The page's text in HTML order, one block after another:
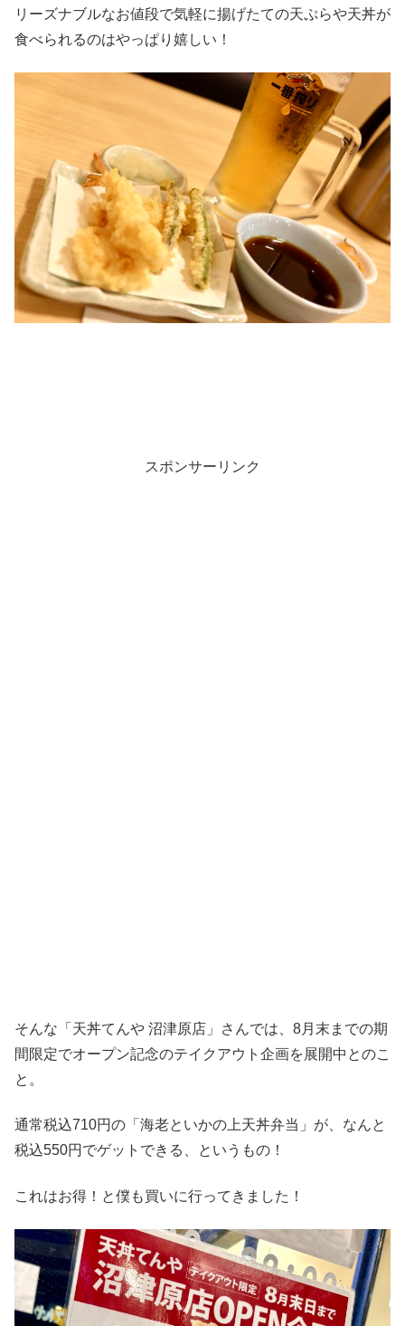
リーズナブルなお値段で気軽に揚げたての天ぷらや天丼が
食べられるのはやっぱり嬉しい！
スポンサーリンク
そんな「天丼てんや 沼津原店」さんでは、8月末までの期
間限定でオープン記念のテイクアウト企画を展開中とのこ
と。
通常税込710円の「海老といかの上天丼弁当」が、なんと
税込550円でゲットできる、というもの！
これはお得！と僕も買いに行ってきました！